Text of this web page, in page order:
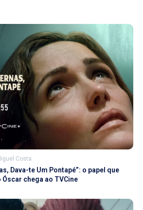
Costa
Dava-te Um Pontapé”: o papel que
Óscar chega ao TVCine